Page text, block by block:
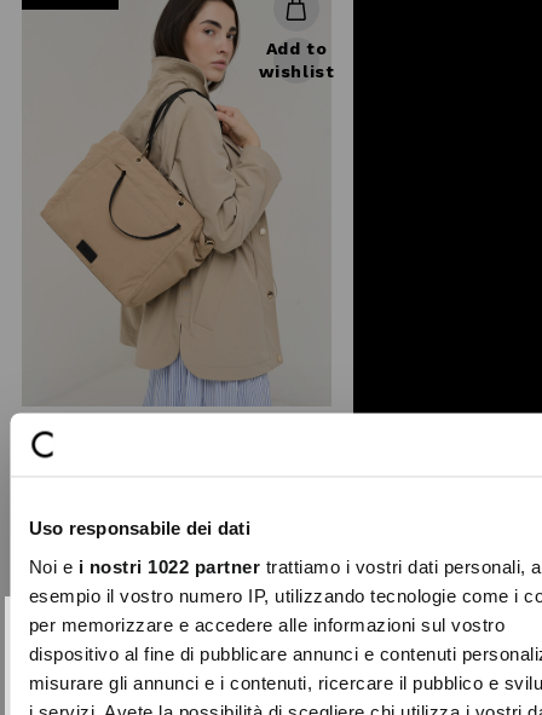
Uso responsabile dei dati
Noi e i nostri 1022 partnertrattiamo i vostri dati personali,
esempio il vostro numero IP, utilizzando tecnologie come i
per memorizzare e accedere alle informazioni sul vostro
dispositivo al fine di pubblicare annunci e contenuti
misurare gli annunci e i contenuti, ricercare il pubblico e
i servizi. Avete la possibilità di scegliere chi utilizza i vostri
Add to
wishlist
from nylon with faux leather accents.
It features a pra ...
reduced
from
€69.00 to €34.50
-70%
Close
SUBSCRIBE TO OUR
NEWSLETTER